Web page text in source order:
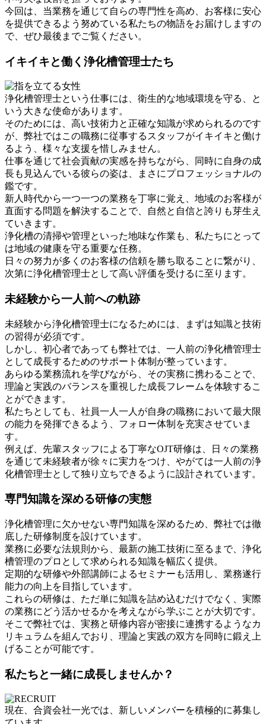
今回は、当業務を通じて自らの専門性を高め、お客様に安心
を提供できるよう努めている私たちの物語をお届けしますの
で、ぜひ最後までご覧ください。
イキイキと働く浄化槽管理士たち
浄化槽管理士という仕事には、衛生的な地域環境を守る、と
いう大きな使命があります。
そのためには、高い技術力と正確な知識が求められるのです
が、弊社ではこの職務に従事するスタッフがイキイキと働け
るよう、様々な支援を惜しみません。
仕事を通じて社会貢献の実感を持ちながら、同時に自身の成
長も見込んでいる彼らの姿は、まさにプロフェッショナルの
鑑です。
新人時代から一つ一つの業務を丁寧に覚え、地域のお客様が
直面する問題を解決することで、自然と自信と誇りも芽生え
ていきます。
浄化槽の清掃や管理といった地味な作業も、私たちにとって
は地域の健康を守る重要な任務。
日々の努力が多くのお客様の信頼を勝ち取ることに繋がり、
次第に浄化槽管理士として高い評価を受けるに至ります。
未経験から一人前への軌跡
未経験から浄化槽管理士になるためには、まずは知識と技術
の習得が必須です。
しかし、初心者であっても弊社では、一人前の浄化槽管理士
として成長するためのサポート体制が整っています。
あらゆる業務流れを学びながら、その実務に携わることで、
理論と実践のバランスを重視した成長フレームを体験するこ
とができます。
私たちとしても、社員一人一人が自身の職務において最大限
の能力を発揮できるよう、フォロー体制を充実させていま
す。
例えば、先輩スタッフによる丁寧なOJT研修は、日々の業務
を通じて未経験者が徐々に実力をつけ、やがては一人前の浄
化槽管理士として独り立ちできるように設計されています。
専門知識を深める研修の実態
浄化槽管理に欠かせない専門知識を深めるため、弊社では徹
底した研修制度を設けています。
業務に必要な法規則から、最新の施工技術に至るまで、浄化
槽管理のプロとして求められる知識を幅広く提供。
定期的な研修や外部講師によるセミナーも活用し、業務遂行
能力の向上を目指しています。
これらの研修は、ただ単に知識を詰め込むだけでなく、実際
の業務にどう活かせるかを考えながら学ぶことが大切です。
そこで弊社では、実務と研修内容が密接に連携するようなカ
リキュラムを組んでおり、理論と実践の双方を同時に鍛え上
げることが可能です。
私たちと一緒に成長しませんか？
現在、合資会社一光では、新しいメンバーを積極的に募集し